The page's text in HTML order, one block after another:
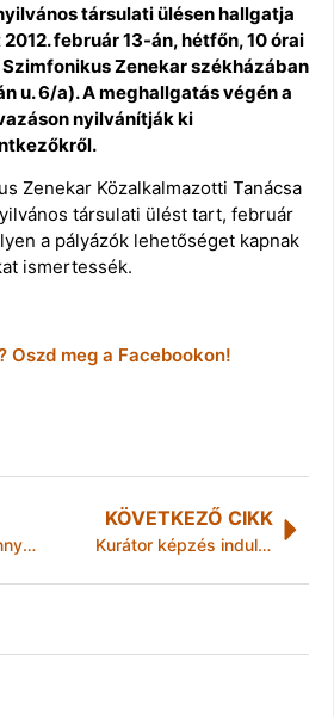
társulati ülésen hallgatja
február 13-án, hétfőn, 10 órai
Zenekar székházában
u. 6/a). A meghallgatás végén a
nyilvánítják ki
Zenekar Közalkalmazotti Tanácsa
társulati ülést tart, február
a pályázók lehetőséget kapnak
ismertessék.
Oszd meg a Facebookon!
Az anyagtudománnyal kezdenek a szépkorúak
KÖVETKEZŐ CIKK
Kurátor képzés indul a Werk Akadémián 2012. márciusától